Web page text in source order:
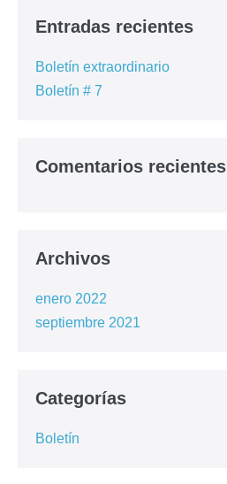
Entradas recientes
Boletín extraordinario
Boletín # 7
Comentarios recientes
Archivos
enero 2022
septiembre 2021
Categorías
Boletín